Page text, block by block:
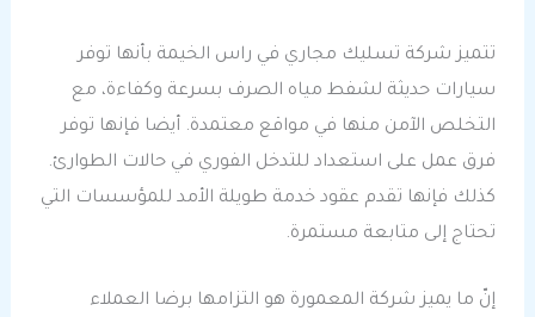
تتميز شركة تسليك مجاري في راس الخيمة بأنها توفر
سيارات حديثة لشفط مياه الصرف بسرعة وكفاءة، مع
التخلص الآمن منها في مواقع معتمدة. أيضا فإنها توفر
فرق عمل على استعداد للتدخل الفوري في حالات الطوارئ.
كذلك فإنها تقدم عقود خدمة طويلة الأمد للمؤسسات التي
تحتاج إلى متابعة مستمرة.
إنّ ما يميز شركة المعمورة هو التزامها برضا العملاء